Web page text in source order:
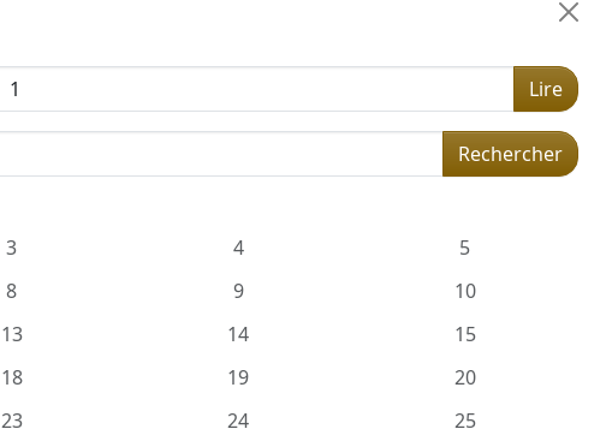
Lire
Rechercher
3 4
5
8 9
10
13 14
15
18 19
20
23 24
25